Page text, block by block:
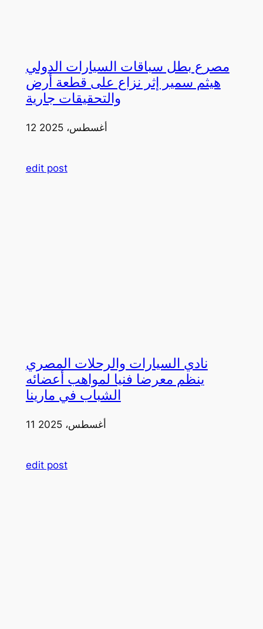
مصرع بطل سباقات السيارات الدولي
هيثم سمير إثر نزاع على قطعة أرض
والتحقيقات جارية
12 أغسطس، 2025
edit post
نادي السيارات والرحلات المصري
ينظم معرضا فنيا لمواهب أعضائه
الشباب في مارينا
11 أغسطس، 2025
edit post